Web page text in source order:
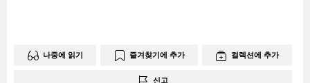
나중에 읽기 즐겨찾기에 추가 컬렉션에 추가
신고